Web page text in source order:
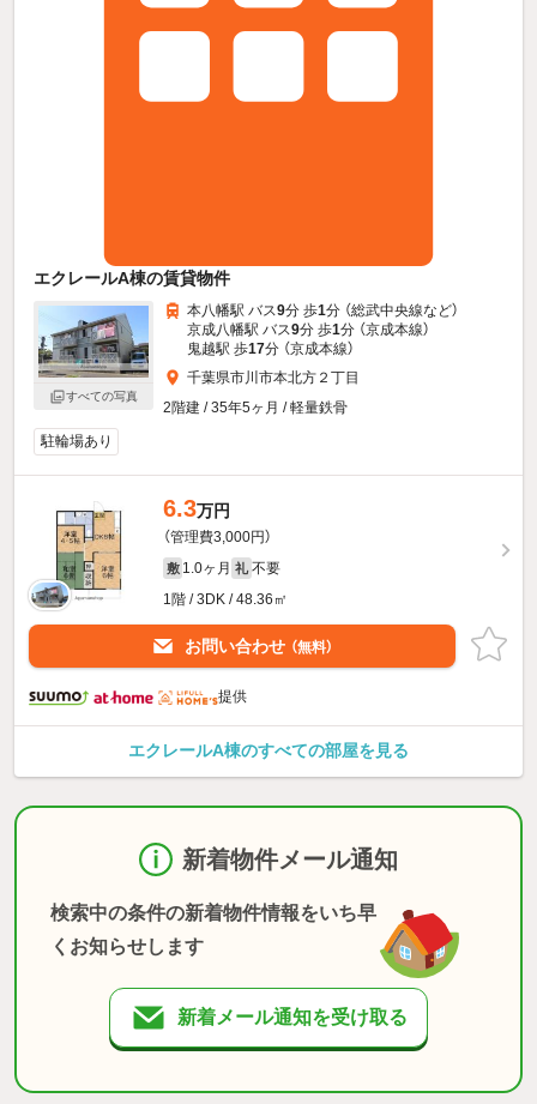
エクレールA棟の賃貸物件
すべての写真
本八幡駅 バス9分 歩1分 （総武中央線など）
京成八幡駅 バス9分 歩1分 （京成本線）
鬼越駅 歩17分 （京成本線）
千葉県市川市本北方２丁目
2階建 / 35年5ヶ月 / 軽量鉄骨
駐輪場あり
6.3万円
（管理費3,000円）
敷 1.0ヶ月 礼 不要
1階 / 3DK / 48.36㎡
お問い合わせ （無料）
提供
エクレールA棟のすべての部屋を見る
新着物件メール通知
検索中の条件の新着物件情報をいち早
くお知らせします
新着メール通知を受け取る